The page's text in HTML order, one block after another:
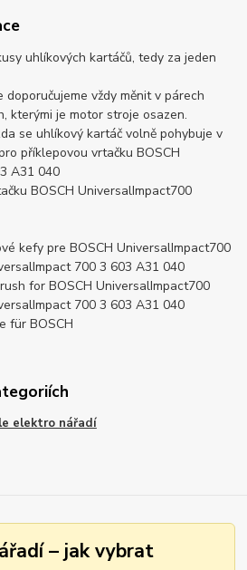
uhlíkových kartáčů, tedy za jeden
vždy měnit v párech
kterými je motor stroje osazen.
se uhlíkový kartáč volně pohybuje v
příklepovou vrtačku BOSCH
A31 040
BOSCH UniversalImpact700
kefy pre BOSCH UniversalImpact700
700 3 603 A31 040
for BOSCH UniversalImpact700
700 3 603 A31 040
für BOSCH
elektro nářadí
– jak vybrat